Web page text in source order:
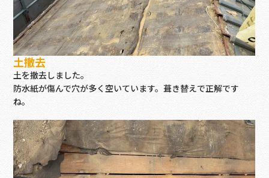
土撤去
土を撤去しました。
防水紙が傷んで穴が多く空いています。葺き替えで正解です
ね。